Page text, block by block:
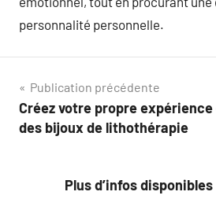
personnalité personnelle.
Navigation
de
Publication précédente
Créez votre propre
des bijoux de lithothérapie
Plus d’infos